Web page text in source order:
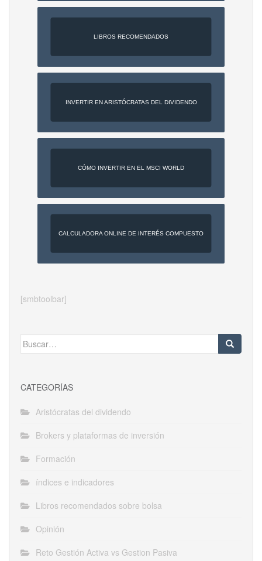
LIBROS RECOMENDADOS
INVERTIR EN ARISTÓCRATAS DEL DIVIDENDO
CÓMO INVERTIR EN EL MSCI WORLD
CALCULADORA ONLINE DE INTERÉS COMPUESTO
[smbtoolbar]
Buscar:
CATEGORÍAS
Aristócratas del dividendo
Brokers y plataformas de inversión
Formación
índices e indicadores
Libros recomendados sobre bolsa
Opinión
Reto Gestión Activa vs Gestion Pasiva